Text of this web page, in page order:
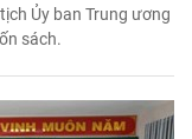
Ủy ban Trung ương
sách.